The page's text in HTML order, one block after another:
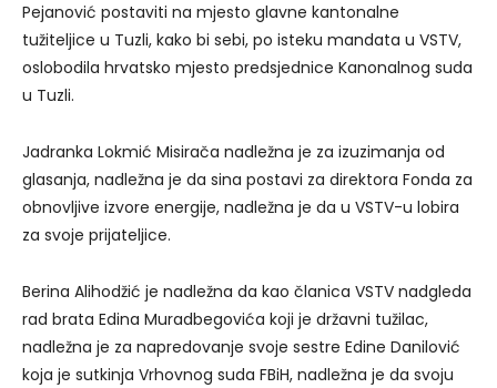
Pejanović postaviti na mjesto glavne kantonalne
tužiteljice u Tuzli, kako bi sebi, po isteku mandata u VSTV,
oslobodila hrvatsko mjesto predsjednice Kanonalnog suda
u Tuzli.
Jadranka Lokmić Misirača nadležna je za izuzimanja od
glasanja, nadležna je da sina postavi za direktora Fonda za
obnovljive izvore energije, nadležna je da u VSTV-u lobira
za svoje prijateljice.
Berina Alihodžić je nadležna da kao članica VSTV nadgleda
rad brata Edina Muradbegovića koji je državni tužilac,
nadležna je za napredovanje svoje sestre Edine Danilović
koja je sutkinja Vrhovnog suda FBiH, nadležna je da svoju